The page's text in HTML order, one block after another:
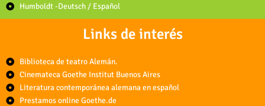
Humboldt -Deutsch / Español
Links de interés
Biblioteca de teatro Alemán.
Cinemateca Goethe Institut Buenos Aires
Literatura contemporánea alemana en español
Prestamos online Goethe.de